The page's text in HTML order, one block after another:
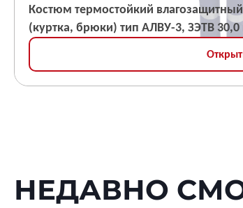
Костюм термостойкий влагозащитный мужской
(куртка, брюки) тип АЛВУ-3, ЗЭТВ
НЕДАВНО